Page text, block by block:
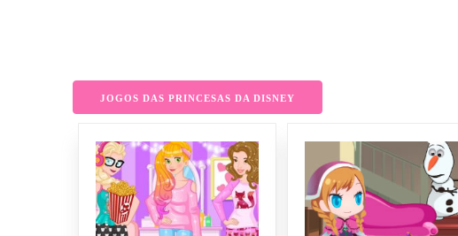
JOGOS DAS PRINCESAS DA DISNEY